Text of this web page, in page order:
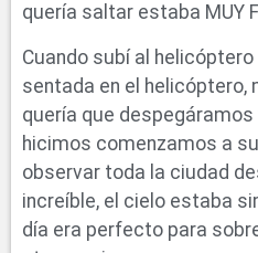
quería saltar estaba MUY
Cuando subí al
sentada en el helicóptero,
quería que despegáramos
hicimos comenzamos a
observar toda la ciudad
increíble, el cielo estaba
día era perfecto para